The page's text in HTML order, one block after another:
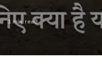
1 min. read